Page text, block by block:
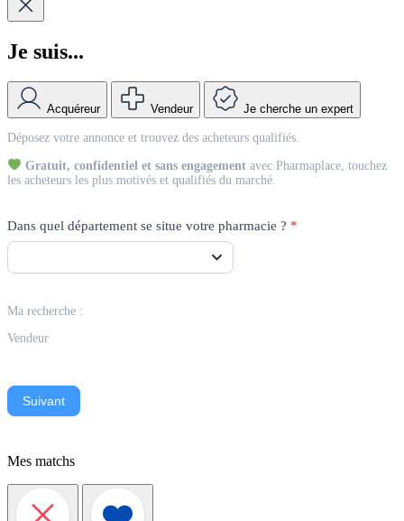
Je suis...
Acquéreur Vendeur Je cherche un expert
Vendeur
Déposez votre annonce et trouvez des acheteurs qualifiés.
Gratuit, confidentiel et sans engagement avec Pharmaplace, touchez
les acheteurs les plus motivés et qualifiés du marché.
Dans quel département se situe votre pharmacie ? *
Ma recherche :
Vendeur
Suivant
Mes matchs